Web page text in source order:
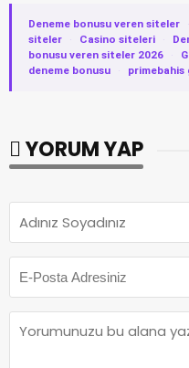
Deneme bonusu veren siteler ·
siteler
· Casino siteleri ·
bonusu veren siteler 2026
·
deneme bonusu
· primebahis
YORUM YAP